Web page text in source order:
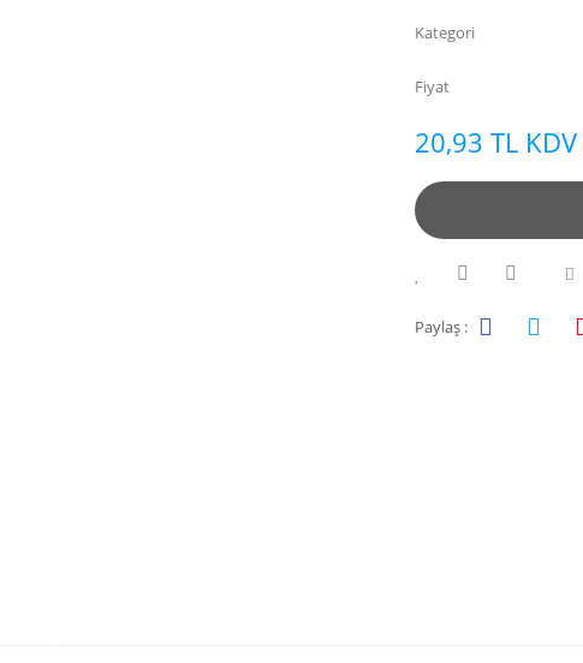
Kategori
Fiyat
20,93 TL
Paylaş :